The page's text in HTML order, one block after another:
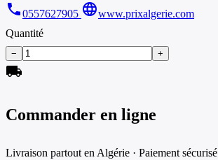
phone0557627905 languagewww.prixalgerie.com
Quantité
− +
local_shipping
Commander en ligne
Livraison partout en Algérie · Paiement sécurisé